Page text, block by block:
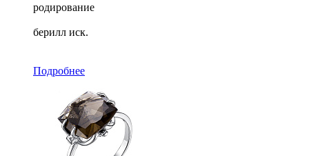
родирование
берилл иск.
Подробнее